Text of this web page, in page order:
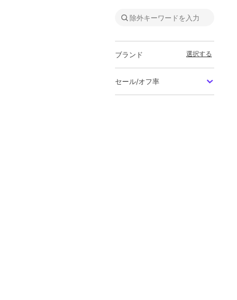
ブランド 選択する
セール/オフ率